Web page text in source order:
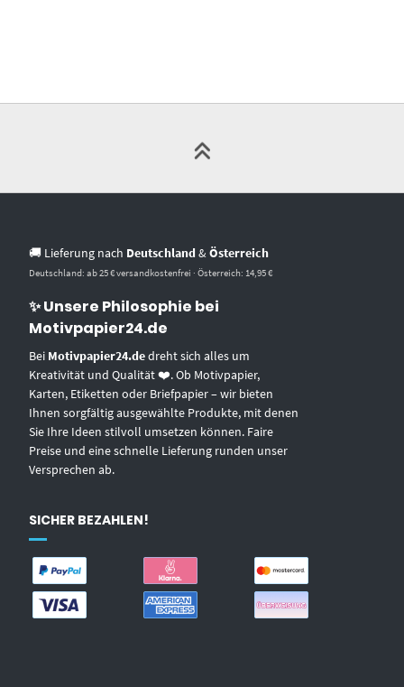
🚚 Lieferung nach Deutschland &Österreich
Deutschland: ab 25 € versandkostenfrei · Österreich: 14,95 €
✨ Unsere Philosophie bei
Motivpapier24.de
Bei Motivpapier24.dedreht sich alles um
Kreativität und Qualität ❤️. Ob Motivpapier,
Karten, Etiketten oder Briefpapier – wir bieten
Ihnen sorgfältig ausgewählte Produkte, mit denen
Sie Ihre Ideen stilvoll umsetzen können. Faire
Preise und eine schnelle Lieferung runden unser
Versprechen ab.
SICHER BEZAHLEN!